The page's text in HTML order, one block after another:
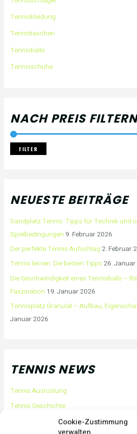
Cookie-Zustimmung
n
a
c
h
Tenniskleidung
Tennistaschen
Tennisbälle
Tennisschuhe
NACH PREIS
FILTER
NEUESTE BEITRÄGE
Sandplatz Tennis: Tipps für Technik und
Spielbedingungen 9. Februar 2026
Der perfekte Tennis Aufschlag 2. Februar
Tennis lernen: Die besten Tipps 26.
Die Geschwindigkeit eines Tennisballs –
Faszination 19. Januar 2026
Tennisplatz Granulat – Aufbau,
Januar 2026
TENNIS NEWS
Tennis Ausrüstung
Tennis Geschichte
Tennis Tipps und Tricks